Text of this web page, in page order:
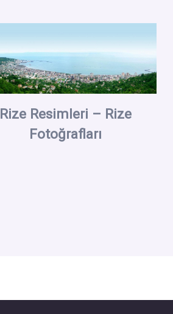
Rize Resimleri – Rize
Fotoğrafları